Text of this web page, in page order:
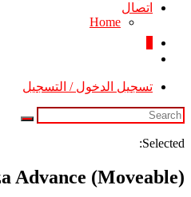
اتصال
Home
تسجيل الدخول / التسجيل
Selected:
Advance (Moveable)